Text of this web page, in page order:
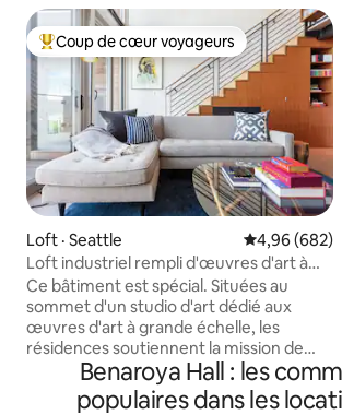
Coup de cœur voyageurs parmi les plus
Coup de cœur voyageurs
Loft · Seattle Note
4,96 (682)
Loft industriel rempli d'œuvres d'art à
South Lake Union
Ce bâtiment est spécial. Situées au
sommet d'un studio d'art dédié aux
œuvres d'art à grande échelle, les
résidences soutiennent la mission de
Mad Art. L'un des dix lofts de 2 étages, il
dispose de 750 pieds carrés (70 mètres
carrés), ainsi que d'une terrasse et d'un
Benaroya Hall : les
populaires dans les